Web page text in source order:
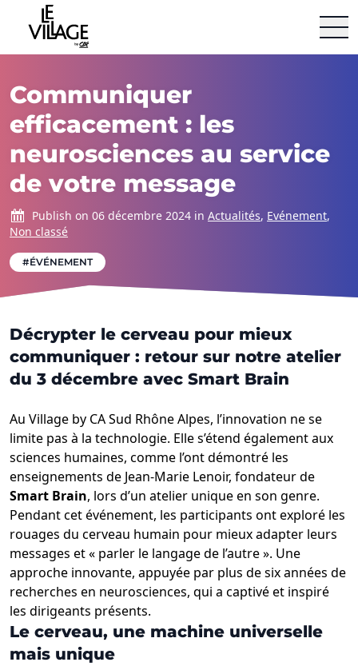
Le Village by CA Sud Rhône Alpes
Communiquer
efficacement : les
neurosciences au service
de votre message
Publish on 06 décembre 2024 in Actualités, Evénement,
Non classé
#ÉVÉNEMENT
Décrypter le cerveau pour mieux
communiquer : retour sur notre atelier
du 3 décembre avec Smart Brain
Au Village by CA Sud Rhône Alpes, l’innovation ne se
limite pas à la technologie. Elle s’étend également aux
sciences humaines, comme l’ont démontré les
enseignements de Jean-Marie Lenoir, fondateur de
Smart Brain, lors d’un atelier unique en son genre.
Pendant cet événement, les participants ont exploré les
rouages du cerveau humain pour mieux adapter leurs
messages et « parler le langage de l’autre ». Une
approche innovante, appuyée par plus de six années de
recherches en neurosciences, qui a captivé et inspiré
les dirigeants présents.
Le cerveau, une machine universelle
mais unique